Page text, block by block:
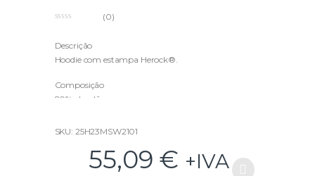
u
o
(0)
Descrição
Hoodie com estampa Herock®.
Composição
80% algodão
340g/m2
Tamanhos disponíveis:
S – M – L – XL – XXL
SKU: 25H23MSW2101
55,09 € +IVA